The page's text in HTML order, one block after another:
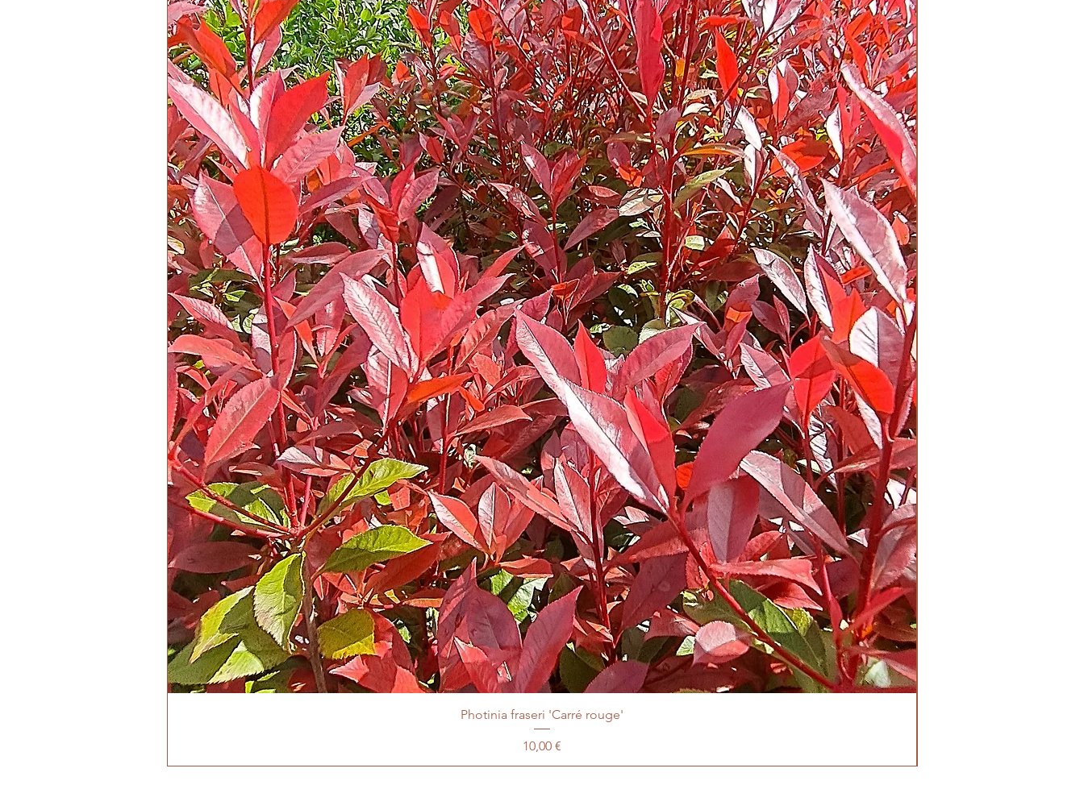
Photinia fraseri 'Carré rouge'
Prix
10,00 €